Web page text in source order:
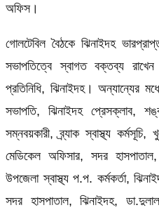
অফিস।
গোলটেবিল বৈঠকে ঝিনাইদহ
সভাপতিত্বে স্বাগত বক্তব্য
প্রতিনিধি, ঝিনাইদহ। অন্যান্যের
সভাপতি, ঝিনাইদহ প্রেসক্লাব,
সম্নবয়কারী, ব্র্যাক স্বাস্থ্য
মেডিকেল অফিসার, সদর
উপজেলা স্বাস্থ্য প.প. কর্মকর্তা,
সদর হাসপাতাল, ঝিনাইদহ,